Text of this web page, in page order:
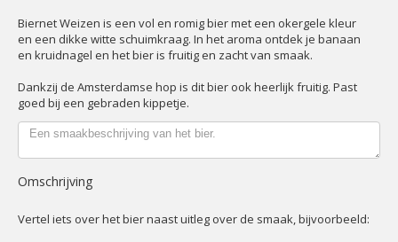
Biernet Weizen is een vol en romig bier met een okergele kleur
en een dikke witte schuimkraag. In het aroma ontdek je banaan
en kruidnagel en het bier is fruitig en zacht van smaak.
Dankzij de Amsterdamse hop is dit bier ook heerlijk fruitig. Past
goed bij een gebraden kippetje.
Omschrijving
Vertel iets over het bier naast uitleg over de smaak, bijvoorbeeld: